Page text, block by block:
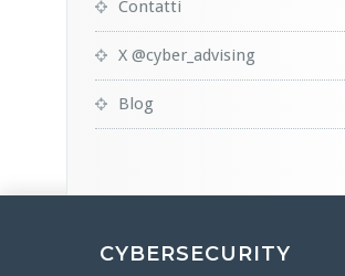
Contatti
X @cyber_advising
Blog
CYBERSECURITY